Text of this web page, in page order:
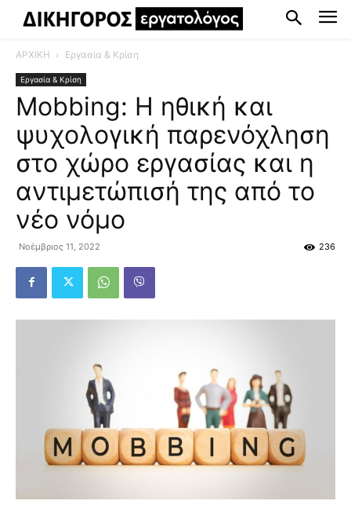
ΑΡΧΙΚΗ Εργασία & Κρίση
Εργασία & Κρίση
Mobbing: Η ηθική και
ψυχολογική παρενόχληση
στο χώρο εργασίας και η
αντιμετώπισή της από το
νέο νόμο
Νοέμβριος 11, 2022 236